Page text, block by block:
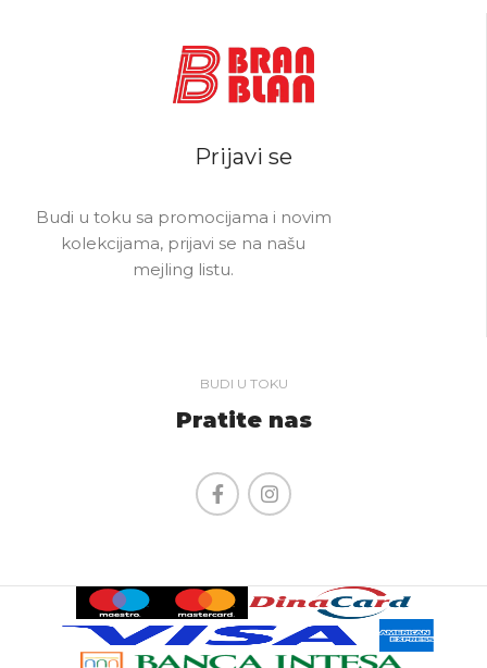
Prijavi se
Budi u toku sa promocijama i novim
kolekcijama, prijavi se na našu
mejling listu.
BUDI U TOKU
Pratite nas